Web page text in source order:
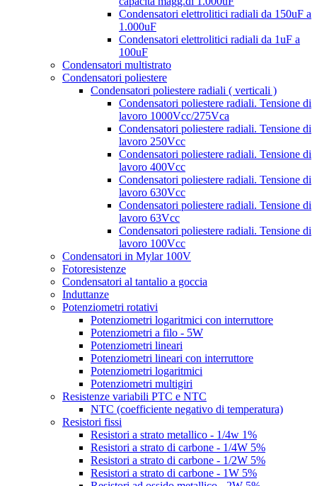
Condensatori elettrolitici radiali da 150uF a
1.000uF
Condensatori elettrolitici radiali da 1uF a
100uF
Condensatori multistrato
Condensatori poliestere
Condensatori poliestere radiali ( verticali )
Condensatori poliestere radiali. Tensione di
lavoro 1000Vcc/275Vca
Condensatori poliestere radiali. Tensione di
lavoro 250Vcc
Condensatori poliestere radiali. Tensione di
lavoro 400Vcc
Condensatori poliestere radiali. Tensione di
lavoro 630Vcc
Condensatori poliestere radiali. Tensione di
lavoro 63Vcc
Condensatori poliestere radiali. Tensione di
lavoro 100Vcc
Condensatori in Mylar 100V
Fotoresistenze
Condensatori al tantalio a goccia
Induttanze
Potenziometri rotativi
Potenziometri logaritmici con interruttore
Potenziometri a filo - 5W
Potenziometri lineari
Potenziometri lineari con interruttore
Potenziometri logaritmici
Potenziometri multigiri
Resistenze variabili PTC e NTC
NTC (coefficiente negativo di temperatura)
Resistori fissi
Resistori a strato metallico - 1/4w 1%
Resistori a strato di carbone - 1/4W 5%
Resistori a strato di carbone - 1/2W 5%
Resistori a strato di carbone - 1W 5%